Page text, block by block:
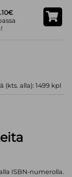
alla): 1499 kpl
ISBN-numerolla.